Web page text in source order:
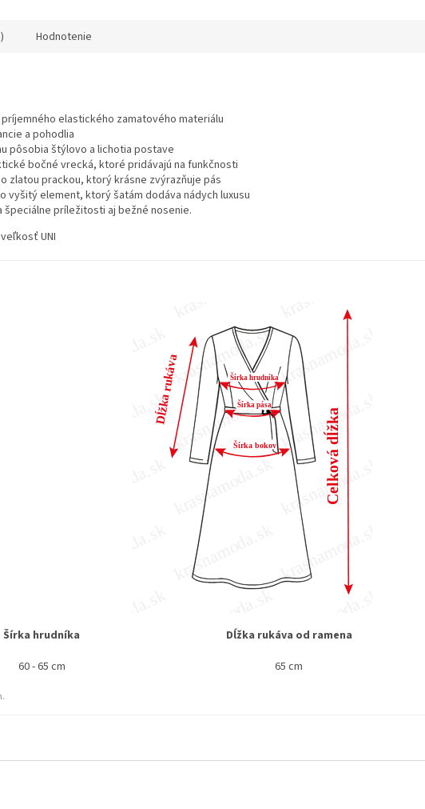
Hodnotenie
elastického zamatového materiálu
a pohodlia
pôsobia štýlovo a lichotia postave
bočné vrecká, ktoré pridávajú na funkčnosti
zlatou prackou, ktorý krásne zvýrazňuje pás
vyšitý element, ktorý šatám dodáva nádych luxusu
príležitosti aj bežné nosenie.
UNI
Šírka hrudníka Dĺžka rukáva od ramena
60 - 65 cm 65 cm